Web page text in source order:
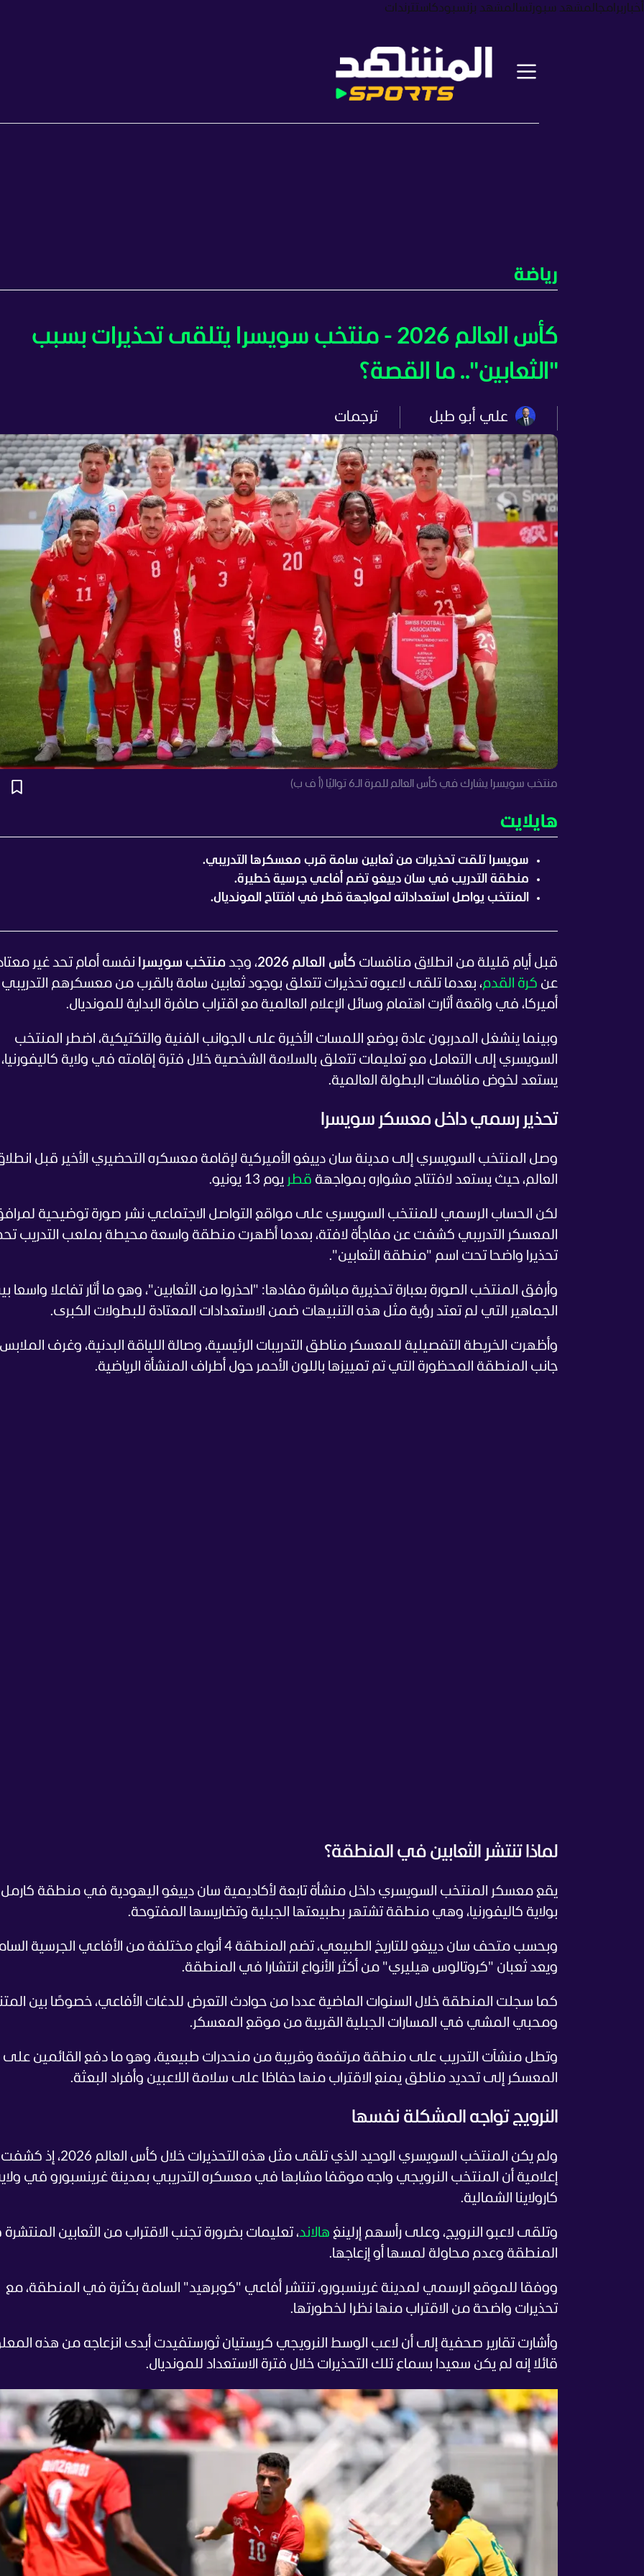
أخبار برامجالمشهد سبورتسالمشهد بزنسبودكاستترندات
رياضة
كأس العالم 2026 - منتخب سويسرا يتلقى تحذيرات بسبب
"الثعابين".. ما القصة؟
علي أبو طبل ترجمات
منتخب سويسرا يشارك في كأس العالم للمرة الـ6 تواليًا (أ ف ب)
هايلايت
سويسرا تلقت تحذيرات من ثعابين سامة قرب معسكرها التدريبي.
منطقة التدريب في سان دييغو تضم أفاعي جرسية خطيرة.
المنتخب يواصل استعداداته لمواجهة قطر في افتتاح المونديال.
قبل أيام قليلة من انطلاق منافسات كأس العالم 2026 ، وجد منتخب سويسرا نفسه أمام تحد غير
عن كرة القدم، بعدما تلقى لاعبوه تحذيرات تتعلق بوجود ثعابين سامة بالقرب من معسكرهم
أميركا، في واقعة أثارت اهتمام وسائل الإعلام العالمية مع اقتراب صافرة البداية للمونديال.
وبينما ينشغل المدربون عادة بوضع اللمسات الأخيرة على الجوانب الفنية والتكتيكية، اضطر المنتخب
السويسري إلى التعامل مع تعليمات تتعلق بالسلامة الشخصية خلال فترة إقامته في ولاية
يستعد لخوض منافسات البطولة العالمية.
تحذير رسمي داخل معسكر سويسرا
وصل المنتخب السويسري إلى مدينة سان دييغو الأميركية لإقامة معسكره التحضيري الأخير قبل
العالم، حيث يستعد لافتتاح مشواره بمواجهة قطر يوم 13 يونيو.
لكن الحساب الرسمي للمنتخب السويسري على مواقع التواصل الاجتماعي نشر صورة توضيحية
المعسكر التدريبي كشفت عن مفاجأة لافتة، بعدما أظهرت منطقة واسعة محيطة بملعب التدريب
تحذيرا واضحا تحت اسم "منطقة الثعابين".
وأرفق المنتخب الصورة بعبارة تحذيرية مباشرة مفادها: "احذروا من الثعابين"، وهو ما أثار تفاعلا واسعا
الجماهير التي لم تعتد رؤية مثل هذه التنبيهات ضمن الاستعدادات المعتادة للبطولات الكبرى.
وأظهرت الخريطة التفصيلية للمعسكر مناطق التدريبات الرئيسية، وصالة اللياقة البدنية، وغرف
جانب المنطقة المحظورة التي تم تمييزها باللون الأحمر حول أطراف المنشأة الرياضية.
لماذا تنتشر الثعابين في المنطقة؟
يقع معسكر المنتخب السويسري داخل منشأة تابعة لأكاديمية سان دييغو اليهودية في منطقة
بولاية كاليفورنيا، وهي منطقة تشتهر بطبيعتها الجبلية وتضاريسها المفتوحة.
وبحسب متحف سان دييغو للتاريخ الطبيعي، تضم المنطقة 4 أنواع مختلفة من الأفاعي الجرسية
ويعد ثعبان "كروتالوس هيليري" من أكثر الأنواع انتشارا في المنطقة.
كما سجلت المنطقة خلال السنوات الماضية عددا من حوادث التعرض للدغات الأفاعي، خصوصًا بين
ومحبي المشي في المسارات الجبلية القريبة من موقع المعسكر.
وتطل منشآت التدريب على منطقة مرتفعة وقريبة من منحدرات طبيعية، وهو ما دفع القائمين على
المعسكر إلى تحديد مناطق يمنع الاقتراب منها حفاظا على سلامة اللاعبين وأفراد البعثة.
النرويج تواجه المشكلة نفسها
ولم يكن المنتخب السويسري الوحيد الذي تلقى مثل هذه التحذيرات
إعلامية أن المنتخب النرويجي واجه موقفا مشابها في معسكره التدريبي بمدينة غرينسبورو في
كارولاينا الشمالية.
وتلقى لاعبو النرويج، وعلى رأسهم إرلينغ هالاند، تعليمات بضرورة تجنب الاقتراب من الثعابين
المنطقة وعدم محاولة لمسها أو إزعاجها.
ووفقا للموقع الرسمي لمدينة غرينسبورو، تنتشر أفاعي "كوبرهيد" السامة بكثرة في المنطقة، مع
تحذيرات واضحة من الاقتراب منها نظرا لخطورتها.
وأشارت تقارير صحفية إلى أن لاعب الوسط النرويجي كريستيان ثورستفيدت أبدى انزعاجه من هذه
قائلا إنه لم يكن سعيدا بسماع تلك التحذيرات خلال فترة الاستعداد للمونديال.